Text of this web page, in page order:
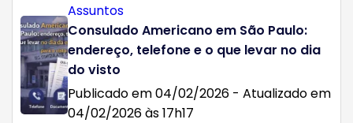
Assuntos
Consulado Americano em São Paulo:
endereço, telefone e o que levar no dia
do visto
Publicado em 04/02/2026 - Atualizado em
04/02/2026 às 17h17